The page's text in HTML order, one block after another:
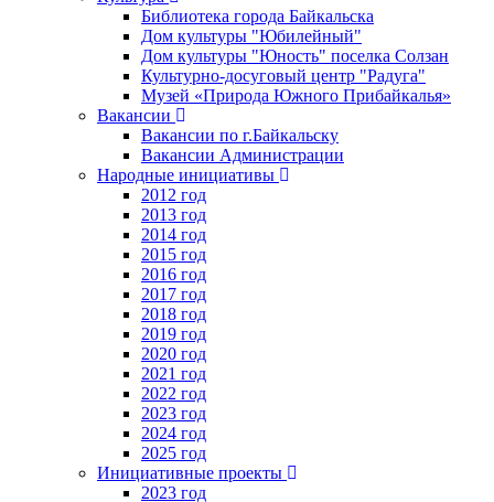
Библиотека города Байкальска
Дом культуры "Юбилейный"
Дом культуры "Юность" поселка Солзан
Культурно-досуговый центр "Радуга"
Музей «Природа Южного Прибайкалья»
Вакансии
Вакансии по г.Байкальску
Вакансии Администрации
Народные инициативы
2012 год
2013 год
2014 год
2015 год
2016 год
2017 год
2018 год
2019 год
2020 год
2021 год
2022 год
2023 год
2024 год
2025 год
Инициативные проекты
2023 год